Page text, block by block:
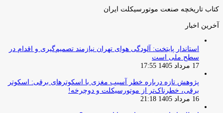
کتاب تاریخچه صنعت موتورسیکلت ایران
آخرین اخبار
استاندار پایتخت: آلودگی هوای تهران نیازمند تصمیم‌گیری و اقدام در
سطح ملی است
17 مرداد 1405 17:55
پژوهش تازه درباره خطر آسیب مغزی با اسکوترهای برقی: اسکوتر
برقی، خطرناک‌تر از موتورسیکلت و دوچرخه!
16 مرداد 1405 21:18